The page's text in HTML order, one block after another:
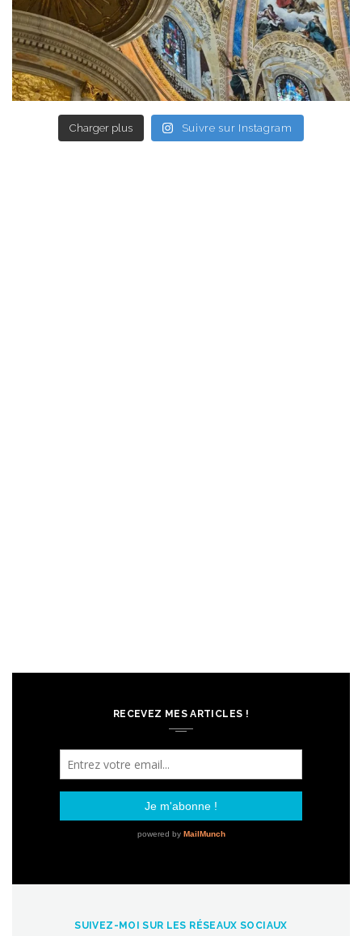
Charger plus Suivre sur Instagram
RECEVEZ MES ARTICLES !
SUIVEZ-MOI SUR LES RÉSEAUX SOCIAUX